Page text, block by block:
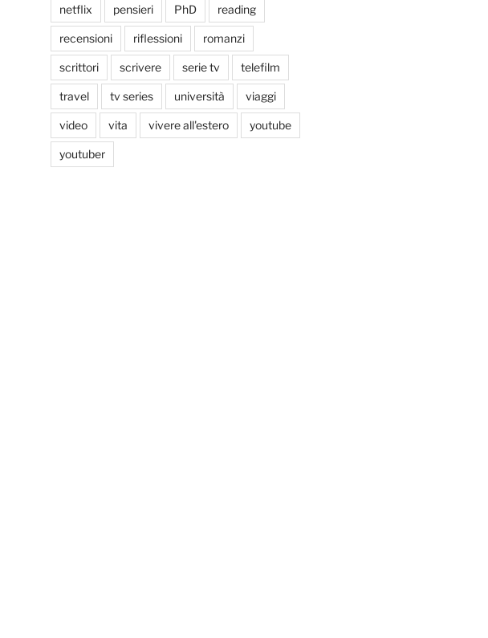
netflix pensieri PhD reading
recensioni riflessioni romanzi
scrittori scrivere serie tv telefilm
travel tv series università viaggi
video vita vivere all'estero youtube
youtuber